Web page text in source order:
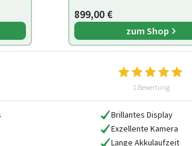
899,00 €
zum Shop
1 Bewertung
Brillantes Display
Exzellente Kamera
Lange Akkulaufzeit